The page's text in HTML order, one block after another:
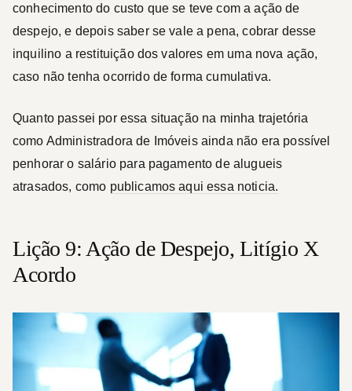
conhecimento do custo que se teve com a ação de
despejo, e depois saber se vale a pena, cobrar desse
inquilino a restituição dos valores em uma nova ação,
caso não tenha ocorrido de forma cumulativa.
Quanto passei por essa situação na minha trajetória
como Administradora de Imóveis ainda não era possível
penhorar o salário para pagamento de alugueis
atrasados, como publicamos aqui essa noticia.
Lição 9: Ação de Despejo, Litígio X
Acordo